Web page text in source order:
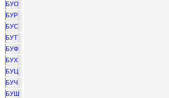
БУО
БУР
БУС
БУТ
БУФ
БУХ
БУЦ
БУЧ
БУШ